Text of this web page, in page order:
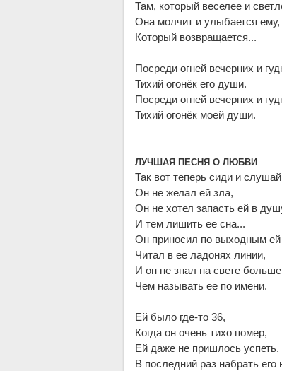
Там, который веселее и
Она молчит и улыбается ему,
Который возвращается...
Посреди огней вечерних и
Тихий огонёк его души.
Посреди огней вечерних и
Тихий огонёк моей души.
ЛУЧШАЯ ПЕСНЯ О ЛЮБВИ
Так вот теперь сиди и
Он не желал ей зла,
Он не хотел запасть ей в
И тем лишить ее сна...
Он приносил по выходным ей
Читал в ее ладонях линии,
И он не знал на свете
Чем называть ее по имени.
Ей было где-то 36,
Когда он очень тихо помер,
Ей даже не пришлось успеть.
В последний раз набрать